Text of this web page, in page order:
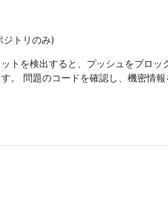
トリのみ)
トを検出すると、プッシュをブロッ
。 問題のコードを確認し、機密情報